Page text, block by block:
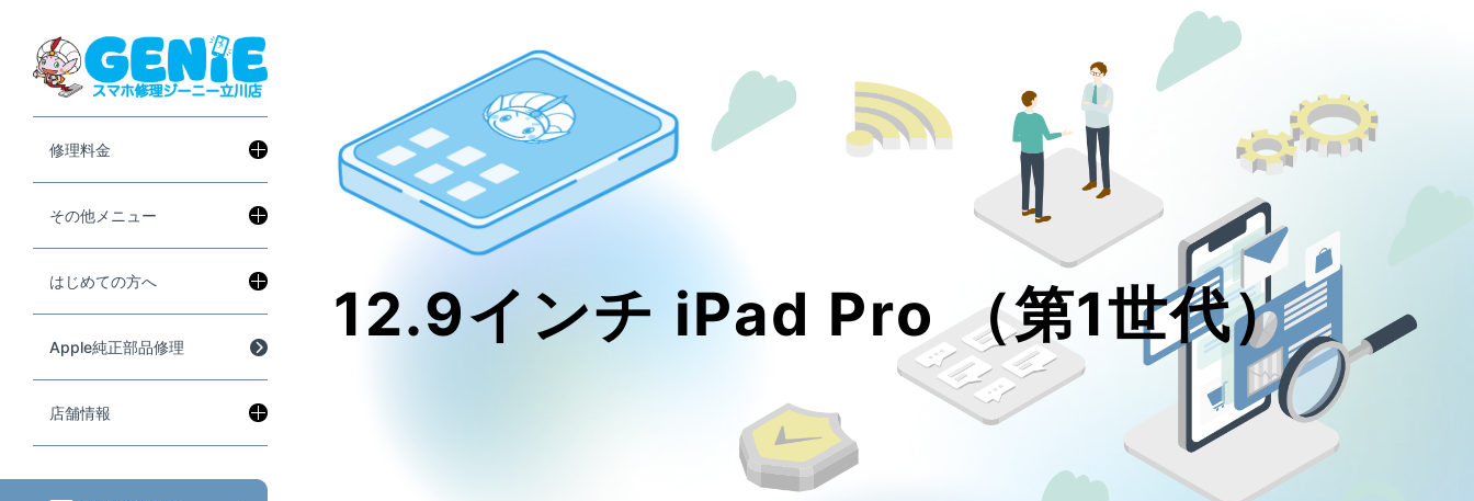
修理料金
その他メニュー
はじめての方へ
Apple純正部品修理
店舗情報
12.9インチ iPad Pro （第1世代）